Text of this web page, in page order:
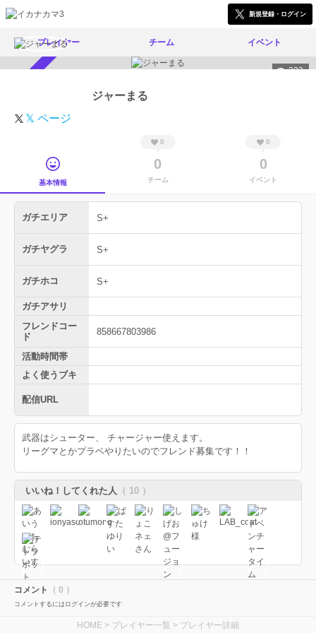
新規登録・ログイン
プレイヤー チーム イベント
333
ジャーまる
𝕏 ページ
基本情報
0
0
チーム
0
0
イベント
ガチエリア S+
ガチヤグラ S+
ガチホコ S+
ガチアサリ
フレンドコー
ド
858667803986
活動時間帯
よく使うブキ
配信URL
武器はシューター、 チャージャー使えます。
リーグマとかプラベやりたいのでフレンド募集です！！
いいね！してくれた人 （ 10 ）
コメント （ 0 ）
コメントするにはログインが必要です
HOME > プレイヤー一覧 > プレイヤー詳細